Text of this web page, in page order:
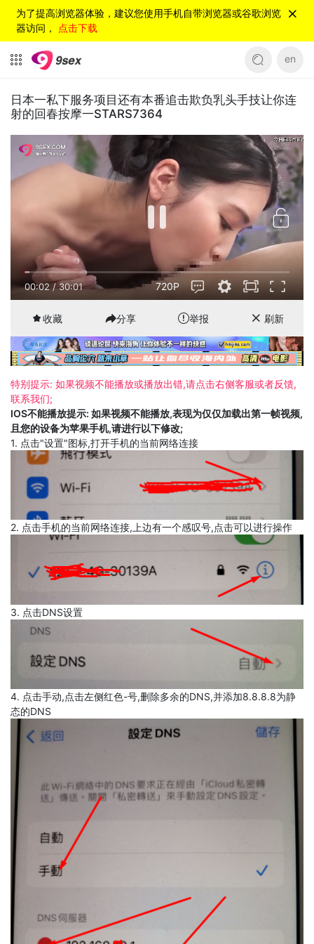
为了提高浏览器体验，建议您使用手机自带浏览器或谷歌浏览
器访问， 点击下载
en
日本一私下服务项目还有本番追击欺负乳头手技让你连
射的回春按摩一STARS7364
00:02/ 30:01 720P
收藏 分享 举报 刷新
特别提示: 如果视频不能播放或播放出错,请点击右侧客服或者反馈,
联系我们;
IOS不能播放提示: 如果视频不能播放,表现为仅仅加载出第一帧视频,
且您的设备为苹果手机,请进行以下修改;
1. 点击"设置"图标,打开手机的当前网络连接
2. 点击手机的当前网络连接,上边有一个感叹号,点击可以进行操作
3. 点击DNS设置
4. 点击手动,点击左侧红色-号,删除多余的DNS,并添加8.8.8.8为静
态的DNS